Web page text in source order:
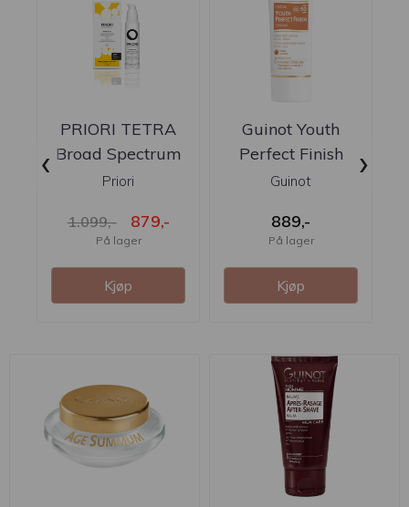
PRIORI TETRA
Broad Spectrum
SPF 50 Color
Priori
1.099,- 879,-
På lager
Kjøp
Guinot Youth
Perfect Finish
Cream Golden
Guinot
889,-
På lager
Kjøp
‹ ›